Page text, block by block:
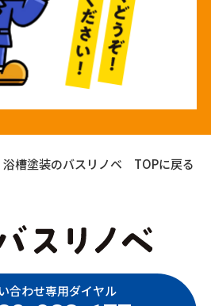
浴槽塗装のバスリノベ TOPに戻る
合わせ専用ダイヤル